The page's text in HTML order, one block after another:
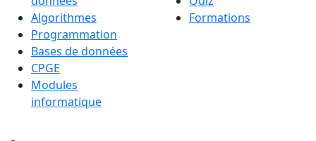
Algorithmes
Programmation
Bases de données
CPGE
Modules
informatique
Formations